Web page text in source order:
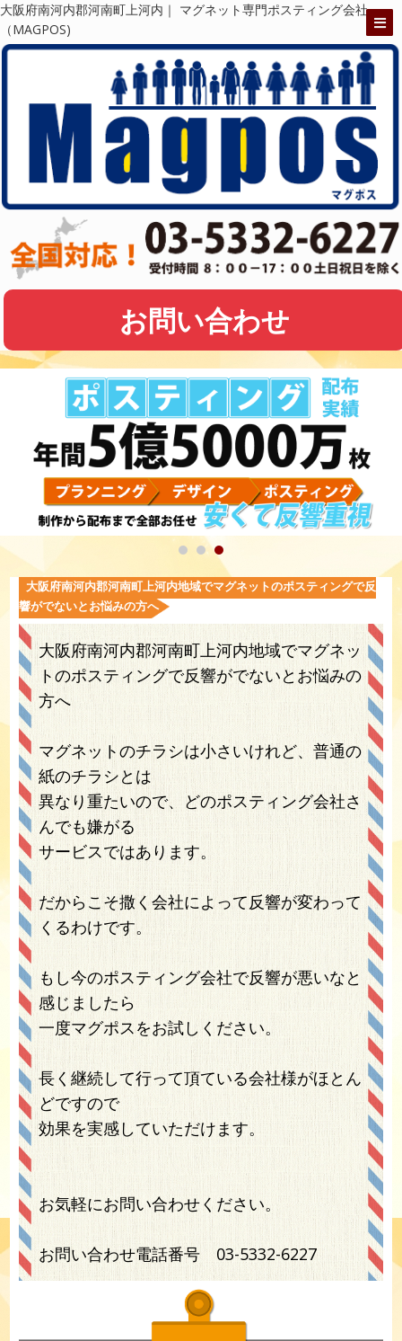
大阪府南河内郡河南町上河内｜ マグネット専門ポスティング会社
（MAGPOS)
お問い合わせ
大阪府南河内郡河南町上河内地域でマグネットのポスティングで反
響がでないとお悩みの方へ
大阪府南河内郡河南町上河内地域でマグネッ
トのポスティングで反響がでないとお悩みの
方へ
マグネットのチラシは小さいけれど、普通の
紙のチラシとは
異なり重たいので、どのポスティング会社さ
んでも嫌がる
サービスではあります。
だからこそ撒く会社によって反響が変わって
くるわけです。
もし今のポスティング会社で反響が悪いなと
感じましたら
一度マグポスをお試しください。
長く継続して行って頂ている会社様がほとん
どですので
効果を実感していただけます。
お気軽にお問い合わせください。
お問い合わせ電話番号 03-5332-6227